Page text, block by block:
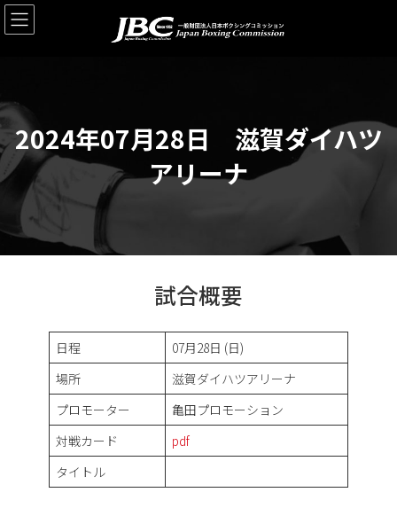
コ
ン
ス
キ
ッ
ナ
ビ
ン
に
移 2024年07月28日 滋賀ダイハツ
アリーナ
試合概要
日程
07月28日 (日)
場所
滋賀ダイハツアリーナ
プロモーター
亀田プロモーション
対戦カード
pdf
タイトル